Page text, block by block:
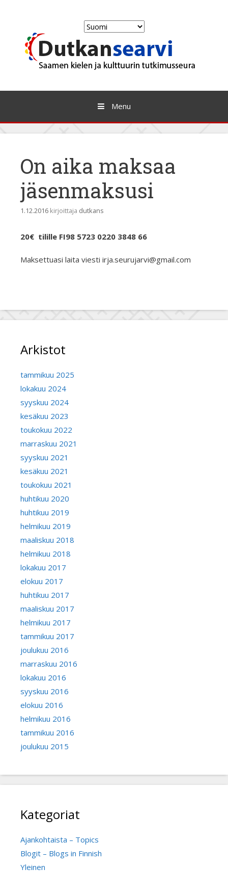
Valitse
Menu
On aika maksaa
jäsenmaksusi
1.12.2016 kirjoittaja dutkans
20€ tilille FI98 5723 0220 3848 66
Maksettuasi laita viesti irja.seurujarvi@gmail.com
Arkistot
tammikuu 2025
lokakuu 2024
syyskuu 2024
kesäkuu 2023
toukokuu 2022
marraskuu 2021
syyskuu 2021
kesäkuu 2021
toukokuu 2021
huhtikuu 2020
huhtikuu 2019
helmikuu 2019
maaliskuu 2018
helmikuu 2018
lokakuu 2017
elokuu 2017
huhtikuu 2017
maaliskuu 2017
helmikuu 2017
tammikuu 2017
joulukuu 2016
marraskuu 2016
lokakuu 2016
syyskuu 2016
elokuu 2016
helmikuu 2016
tammikuu 2016
joulukuu 2015
Kategoriat
Ajankohtaista – Topics
Blogit – Blogs in Finnish
Yleinen